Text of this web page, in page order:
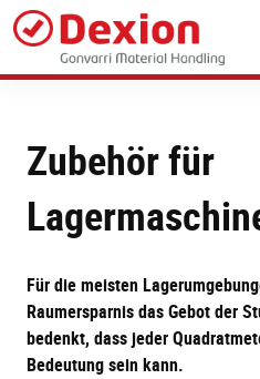
Skip
main
content
Zubehör für
Für die meisten
Raumersparnis das Gebot der
bedenkt, dass jeder
Bedeutung sein kann.